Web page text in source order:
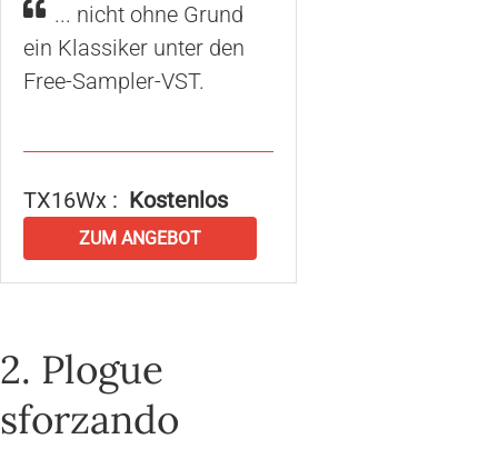
... nicht ohne Grund
ein Klassiker unter den
Free-Sampler-VST.
TX16Wx : Kostenlos
ZUM ANGEBOT
2. Plogue
sforzando